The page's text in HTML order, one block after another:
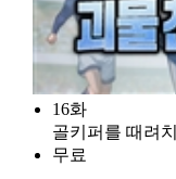
16화
골키퍼를 때려
무료